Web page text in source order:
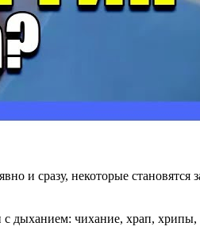
и сразу, некоторые становятся
дыханием: чихание, храп, хрипы,